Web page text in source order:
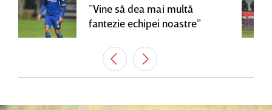
”Vine să dea mai multă
fantezie echipei noastre”